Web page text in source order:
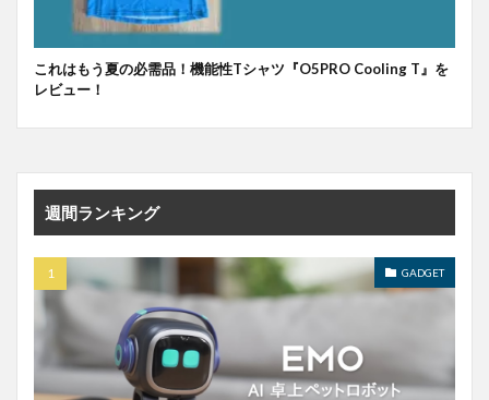
これはもう夏の必需品！機能性Tシャツ『O5PRO Cooling T』を
レビュー！
週間ランキング
GADGET